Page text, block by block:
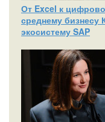
От Excel к
среднему бизнесу
экосистему SAP